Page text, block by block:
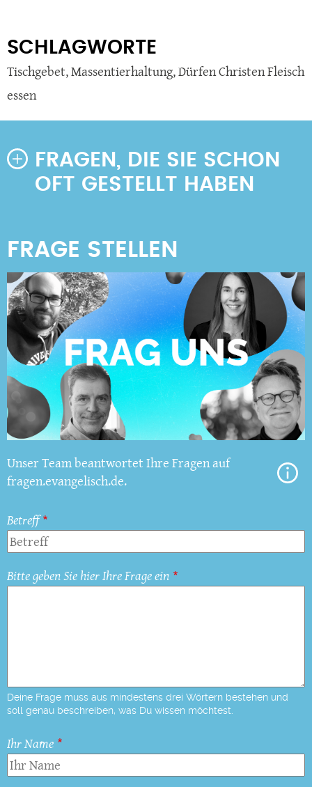
SCHLAGWORTE
Tischgebet,Massentierhaltung,Dürfen Christen Fleisch
essen
FRAGEN, DIE SIE SCHON
OFT GESTELLT HABEN
Unser Team beantwortet Ihre Fragen auf
fragen.evangelisch.de.
Betreff
Bitte geben Sie hier Ihre Frage ein
Deine Frage muss aus mindestens drei Wörtern bestehen und
soll genau beschreiben, was Du wissen möchtest.
Ihr Name